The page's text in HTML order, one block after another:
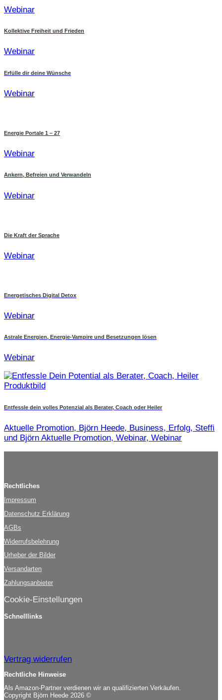
Webinar
Kollektive Freiheit und Frieden
Webinar
Erfülle dir deine Wünsche
Webinar
Energie Portale 1 – 27
Webinar
Ankern, Befreien und Verwandeln
Webinar
Die Kraft der Sprache
Webinar
Energetisches Digital Detox
Webinar
Astrale Energien, Energie-Vampire und Besetzungen lösen
Webinar
Entfessle dein volles Potenzial als Berater, Coach oder Heiler
Aktuelle Promotion, Björn Heede, Business, Erfolg, Steffi
und Björn Aktuelle Promotion, Webinar, Webinar
Rechtliches
Impressum
Datenschutz Erklärung
AGBs
Widerrufsbelehrung
Urheber der Bilder
Versandarten
Zahlungsanbieter
Cookie-Einstellungen
Schnelllinks
Vertrag widerrufen
Rechtliche Hinweise
Als Amazon-Partner verdienen wir an qualifizierten Verkäufen.
Copyright Björn Heede 2026 ©